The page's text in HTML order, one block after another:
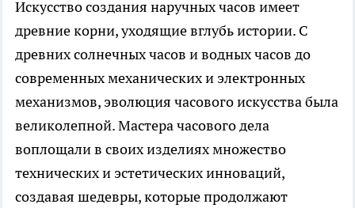
Искусство создания наручных часов имеет
древние корни, уходящие вглубь истории. С
древних солнечных часов и водных часов до
современных механических и электронных
механизмов, эволюция часового искусства была
великолепной. Мастера часового дела
воплощали в своих изделиях множество
технических и эстетических инноваций,
создавая шедевры, которые продолжают